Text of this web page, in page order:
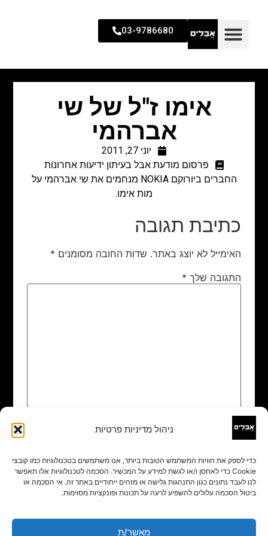
ניהול מדיניות פרטיות
כדי לספק את חוויות המשתמש הטובות ביותר, אנו משתמשים בטכנולוגיות כמו קובצי
Cookie כדי לאחסן ו/או לגשת למידע על המכשיר. הסכמה לטכנולוגיות אלו תאפשר
לנו לעבד נתונים כגון התנהגות גלישה או מזהים ייחודיים באתר זה. אי הסכמה או
ביטול הסכמה עלולים להשפיע לרעה על תכונות ופונקציות מסוימות.
מאשר/ת
03-9786680
אימו ז"ל של שי
אברהמי
יוני 27, 2011
פרסום מודעת אבל בעיתון ידיעות אחרונות
החברים ביורוקם NOKIA מנחמים את שי אברהמי על
מות אימו.
כתיבת תגובה
האימייל לא יוצג באתר. שדות החובה מסומנים *
התגובה שלך *
שם
אימייל*